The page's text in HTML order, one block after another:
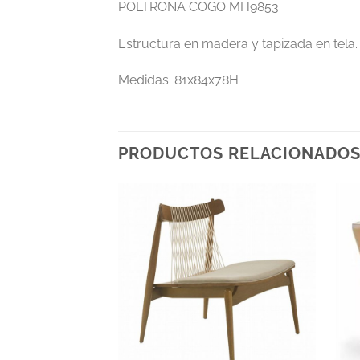
POLTRONA COGO MH9853
Estructura en madera y tapizada en tela.
Medidas: 81x84x78H
PRODUCTOS RELACIONADOS